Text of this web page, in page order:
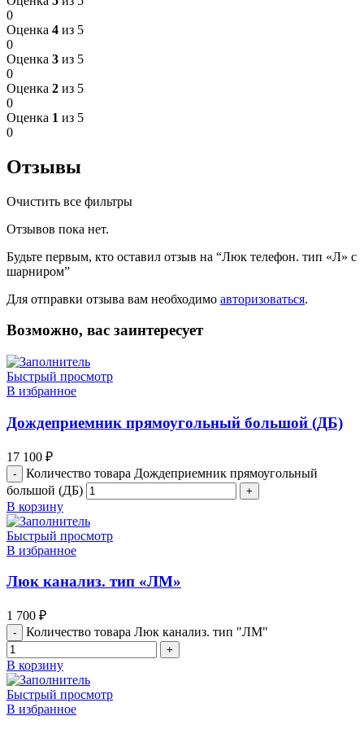
0
Оценка 4 из 5
0
Оценка 3 из 5
0
Оценка 2 из 5
0
Оценка 1 из 5
0
Отзывы
Очистить все фильтры
Отзывов пока нет.
Будьте первым, кто оставил отзыв на “Люк телефон. тип «Л» с
шарниром”
Для отправки отзыва вам необходимо авторизоваться.
Возможно, вас заинтересует
Быстрый просмотр
В избранное
Дождеприемник прямоугольный большой (ДБ)
17 100 ₽
Количество товара Дождеприемник прямоугольный
большой (ДБ)
В корзину
Быстрый просмотр
В избранное
Люк канализ. тип «ЛМ»
1 700 ₽
Количество товара Люк канализ. тип "ЛМ"
В корзину
Быстрый просмотр
В избранное